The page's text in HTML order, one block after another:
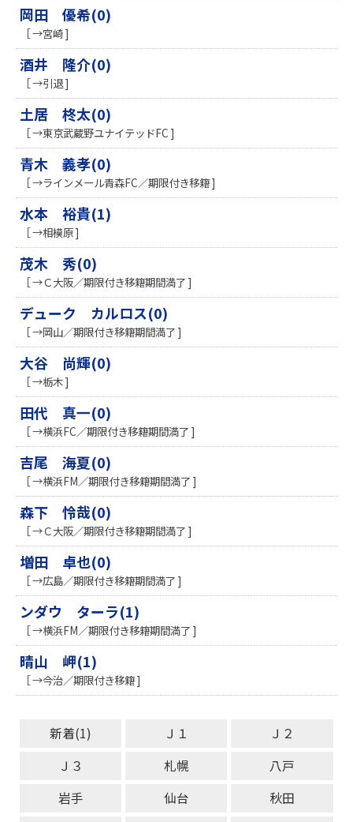
岡田 優希(0)
［ →宮崎 ]
酒井 隆介(0)
［ →引退 ]
土居 柊太(0)
［ →東京武蔵野ユナイテッドFC ]
青木 義孝(0)
［ →ラインメール青森FC／期限付き移籍 ]
水本 裕貴(1)
［ →相模原 ]
茂木 秀(0)
［ →Ｃ大阪／期限付き移籍期間満了 ]
デューク カルロス(0)
［ →岡山／期限付き移籍期間満了 ]
大谷 尚輝(0)
［ →栃木 ]
田代 真一(0)
［ →横浜FC／期限付き移籍期間満了 ]
吉尾 海夏(0)
［ →横浜FM／期限付き移籍期間満了 ]
森下 怜哉(0)
［ →Ｃ大阪／期限付き移籍期間満了 ]
増田 卓也(0)
［ →広島／期限付き移籍期間満了 ]
ンダウ ターラ(1)
［ →横浜FM／期限付き移籍期間満了 ]
晴山 岬(1)
［ →今治／期限付き移籍 ]
新着(1) Ｊ１
Ｊ２
Ｊ３
札幌
八戸
岩手
仙台
秋田